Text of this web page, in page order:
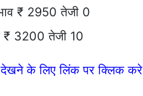
₹ 2950 तेजी 0
₹ 3200 तेजी 10
देखने के लिए लिंक पर क्लिक करे